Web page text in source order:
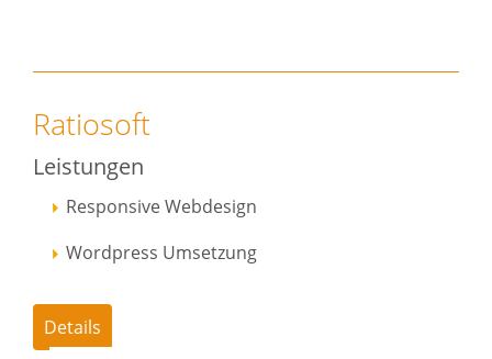
Ratiosoft
Leistungen
Responsive Webdesign
Wordpress Umsetzung
Details